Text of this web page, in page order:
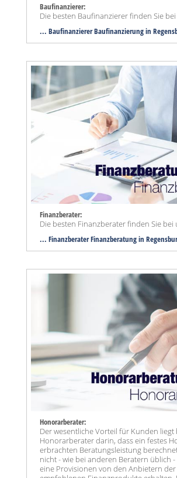
Baufinanzierer:
Die besten Baufinanzierer finden Sie
... Baufinanzierer Baufinanzierung in
Finanzberater:
Die besten Finanzberater finden Sie bei
... Finanzberater Finanzberatung in
Honorarberater:
Der wesentliche Vorteil für Kunden liegt
Honorarberater darin, dass ein festes
erbrachten Beratungsleistung
nicht - wie bei anderen Beratern üblich
eine Provisionen von den Anbietern der